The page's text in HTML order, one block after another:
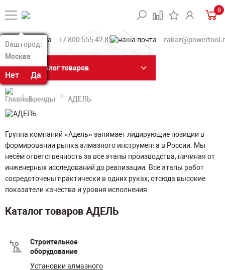
Ваш город:
Москва
Нет Да
Ваш город:
Москва
Нет Да
0
+7 800 555 42 85
Каталог товаров
Бренды АДЕЛЬ
Группа компаний «Адель» занимает лидирующие позиции в
формировании рынка алмазного инструмента в России. Мы
несём ответственность за все этапы производства, начиная от
инженерных исследований до реализации. Все этапы работ
сосредоточены практически в одних руках, отсюда высокие
показатели качества и уровня исполнения.
Каталог товаров АДЕЛЬ
Строительное
оборудование
Установки алмазного